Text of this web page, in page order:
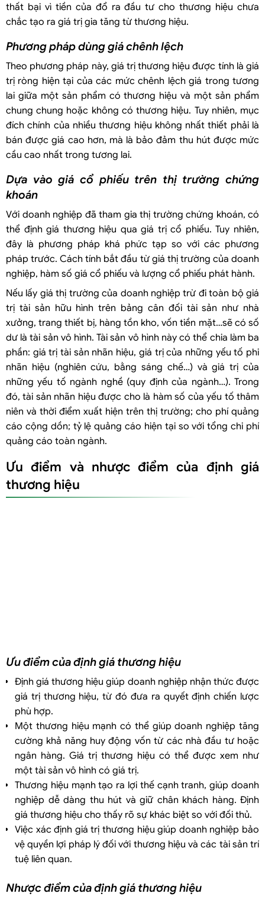
thất bại vì tiền của đổ ra đầu tư cho thương hiệu chưa
chắc tạo ra giá trị gia tăng từ thương hiệu.
Phương pháp dùng giá chênh lệch
Theo phương pháp này, giá trị thương hiệu được tính là giá
trị ròng hiện tại của các mức chênh lệch giá trong tương
lai giữa một sản phẩm có thương hiệu và một sản phẩm
chung chung hoặc không có thương hiệu. Tuy nhiên, mục
đích chính của nhiều thương hiệu không nhất thiết phải là
bán được giá cao hơn, mà là bảo đảm thu hút được mức
cầu cao nhất trong tương lai.
Dựa vào giá cổ phiếu trên thị trường chứng
khoán
Với doanh nghiệp đã tham gia thị trường chứng khoán, có
thể định giá thương hiệu qua giá trị cổ phiếu. Tuy nhiên,
đây là phương pháp khá phức tạp so với các phương
pháp trước. Cách tính bắt đầu từ giá thị trường của doanh
nghiệp, hàm số giá cổ phiếu và lượng cổ phiếu phát hành.
Nếu lấy giá thị trường của doanh nghiệp trừ đi toàn bộ giá
trị tài sản hữu hình trên bảng cân đối tài sản như nhà
xưởng, trang thiết bị, hàng tồn kho, vốn tiền mặt…sẽ có số
dư là tài sản vô hình. Tài sản vô hình này có thể chia làm ba
phần: giá trị tài sản nhãn hiệu, giá trị của những yếu tố phi
nhãn hiệu (nghiên cứu, bằng sáng chế…) và giá trị của
những yếu tố ngành nghề (quy định của ngành…). Trong
đó, tài sản nhãn hiệu được cho là hàm số của yếu tố thâm
niên và thời điểm xuất hiện trên thị trường; cho phí quảng
cáo cộng dồn; tỷ lệ quảng cáo hiện tại so với tổng chi phí
quảng cáo toàn ngành.
Ưu điểm và nhược điểm của định giá
thương hiệu
Ưu điểm của định giá thương hiệu
Định giá thương hiệu giúp doanh nghiệp nhận thức được
giá trị thương hiệu, từ đó đưa ra quyết định chiến lược
phù hợp.
Một thương hiệu mạnh có thể giúp doanh nghiệp tăng
cường khả năng huy động vốn từ các nhà đầu tư hoặc
ngân hàng. Giá trị thương hiệu có thể được xem như
một tài sản vô hình có giá trị.
Thương hiệu mạnh tạo ra lợi thế cạnh tranh, giúp doanh
nghiệp dễ dàng thu hút và giữ chân khách hàng. Định
giá thương hiệu cho thấy rõ sự khác biệt so với đối thủ.
Việc xác định giá trị thương hiệu giúp doanh nghiệp bảo
vệ quyền lợi pháp lý đối với thương hiệu và các tài sản trí
tuệ liên quan.
Nhược điểm của định giá thương hiệu